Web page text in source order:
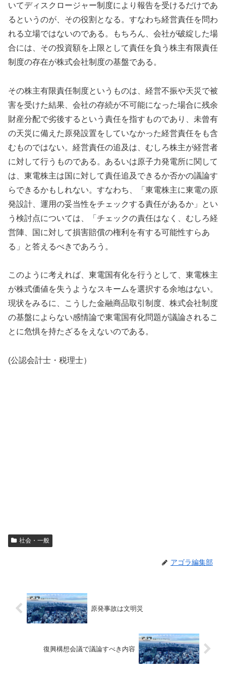
いてディスクロージャー制度により報告を受けるだけであ
るというのが、その役割となる。すなわち経営責任を問わ
れる立場ではないのである。もちろん、会社が破綻した場
合には、その投資額を上限として責任を負う株主有限責任
制度の存在が株式会社制度の基盤である。
その株主有限責任制度というものは、経営不振や天災で被
害を受けた結果、会社の存続が不可能になった場合に残余
財産分配で劣後するという責任を指すものであり、未曾有
の天災に備えた原発設置をしていなかった経営責任をも含
むものではない。経営責任の追及は、むしろ株主が経営者
に対して行うものである。あるいは原子力発電所に関して
は、東電株主は国に対して責任追及できるか否かの議論す
らできるかもしれない。すなわち、「東電株主に東電の原
発設計、運用の妥当性をチェックする責任があるか」とい
う検討点については、「チェックの責任はなく、むしろ経
営陣、国に対して損害賠償の権利を有する可能性すらあ
る」と答えるべきであろう。
このように考えれば、東電国有化を行うとして、東電株主
が株式価値を失うようなスキームを選択する余地はない。
現状をみるに、こうした金融商品取引制度、株式会社制度
の基盤によらない感情論で東電国有化問題が議論されるこ
とに危惧を持たざるをえないのである。
(公認会計士・税理士）
社会・一般
アゴラ編集部
原発事故は文明災
復興構想会議で議論すべき内容